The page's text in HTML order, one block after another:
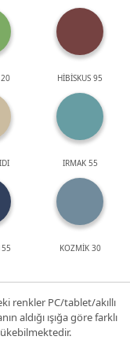
HİBİSKUS 95
IRMAK 55
KOZMİK 30
renkler PC/tablet/akıllı
aldığı ışığa göre farklı